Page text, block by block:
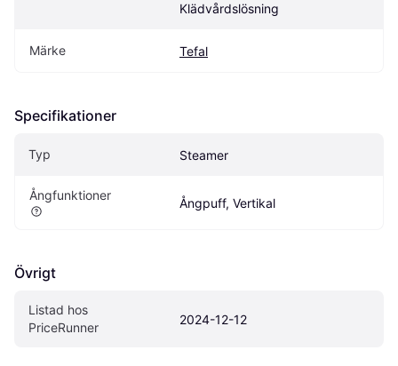
Klädvårdslösning
Märke Tefal
Specifikationer
Typ Steamer
Ångfunktioner
Ångpuff, Vertikal
Övrigt
Listad hos
PriceRunner
2024-12-12